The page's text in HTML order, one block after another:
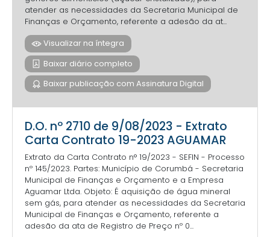
atender as necessidades da Secretaria Municipal de
Finanças e Orçamento, referente a adesão da at...
Visualizar na íntegra
Baixar diário completo
Baixar publicação com Assinatura Digital
D.O. nº 2710 de 9/08/2023 - Extrato
Carta Contrato 19-2023 AGUAMAR
Extrato da Carta Contrato n° 19/2023 - SEFIN - Processo
nº 145/2023. Partes: Município de Corumbá - Secretaria
Municipal de Finanças e Orçamento e a Empresa
Aguamar Ltda. Objeto: É aquisição de água mineral
sem gás, para atender as necessidades da Secretaria
Municipal de Finanças e Orçamento, referente a
adesão da ata de Registro de Preço nº 0...